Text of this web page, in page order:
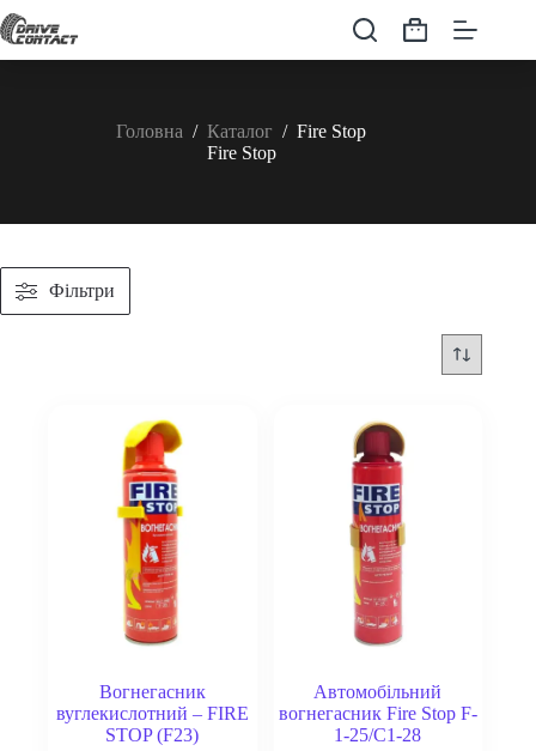
Перейти
до
Кошик
Головна / Каталог / Fire Stop
Fire Stop
Фільтри
Вогнегасник
вуглекислотний – FIRE
STOP (F23)
Автомобільний
вогнегасник Fire Stop F-
1-25/С1-28